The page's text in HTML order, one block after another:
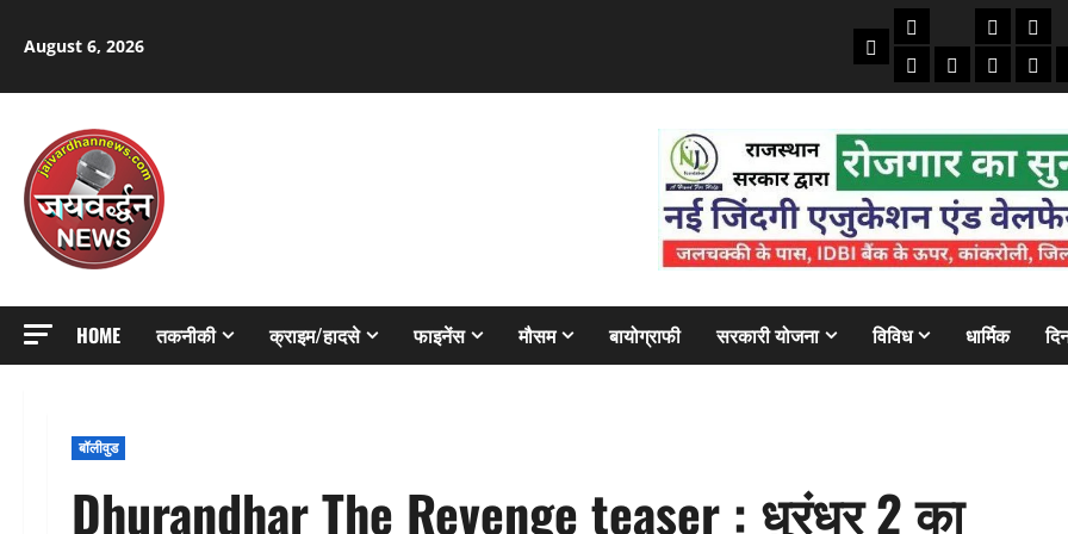
August 6, 2026 Home
तकनीकी
ऑटो
मोबाइल
क्राइम/
अजबबैंक
HOME तकनीकी क्राइम/हादसे फाइनेंस मौसम बायोग्राफी सरकारी योजना विविध धार्मिक
बॉलीवुड
Dhurandhar The Revenge teaser : धुरंधर 2 का